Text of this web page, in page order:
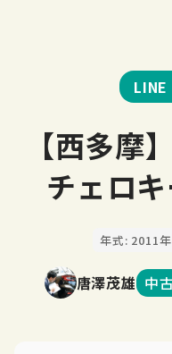
LINE
【西多摩
チェロ
年式: 2011年
唐澤茂雄 中